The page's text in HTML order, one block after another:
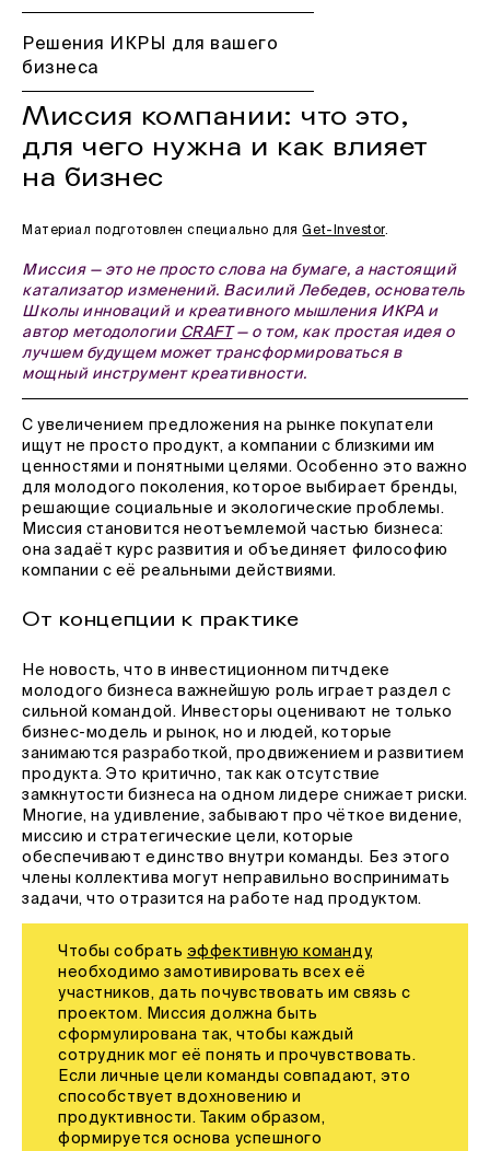
Решения ИКРЫ для вашего
бизнеса
Миссия компании: что это,
для чего нужна и как влияет
на бизнес
Материал подготовлен специально для Get-Investor.
Миссия — это не просто слова на бумаге, а настоящий
катализатор изменений. Василий Лебедев, основатель
Школы инноваций и креативного мышления ИКРА и
автор методологии CRAFT— о том, как простая идея о
лучшем будущем может трансформироваться в
мощный инструмент креативности.
С увеличением предложения на рынке покупатели
ищут не просто продукт, а компании с близкими им
ценностями и понятными целями. Особенно это важно
для молодого поколения, которое выбирает бренды,
решающие социальные и экологические проблемы.
Миссия становится неотъемлемой частью бизнеса:
она задаёт курс развития и объединяет философию
компании с её реальными действиями.
От концепции к практике
Не новость, что в инвестиционном питчдеке
молодого бизнеса важнейшую роль играет раздел с
сильной командой. Инвесторы оценивают не только
бизнес-модель и рынок, но и людей, которые
занимаются разработкой, продвижением и развитием
продукта. Это критично, так как отсутствие
замкнутости бизнеса на одном лидере снижает риски.
Многие, на удивление, забывают про чёткое видение,
миссию и стратегические цели, которые
обеспечивают единство внутри команды. Без этого
члены коллектива могут неправильно воспринимать
задачи, что отразится на работе над продуктом.
Чтобы собрать эффективную команду,
необходимо замотивировать всех её
участников, дать почувствовать им связь с
проектом. Миссия должна быть
сформулирована так, чтобы каждый
сотрудник мог её понять и прочувствовать.
Если личные цели команды совпадают, это
способствует вдохновению и
продуктивности. Таким образом,
формируется основа успешного